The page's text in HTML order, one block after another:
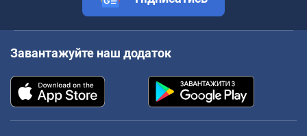
Завантажуйте наш додаток